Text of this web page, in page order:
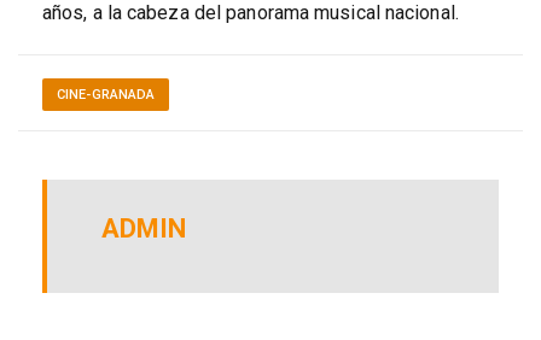
años, a la cabeza del panorama musical nacional.
CINE-GRANADA
ADMIN